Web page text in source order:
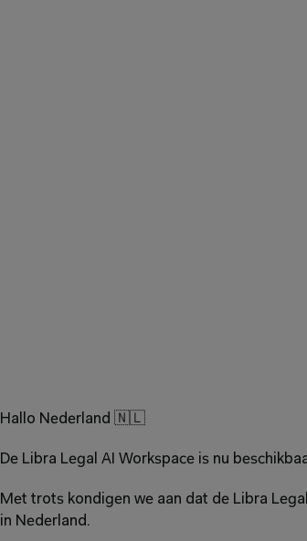
Hallo Nederland 🇳🇱
De Libra Legal AI Workspace is nu
Met trots kondigen we aan dat de Libra
in Nederland.